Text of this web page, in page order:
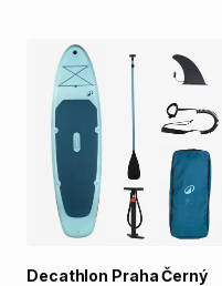
Decathlon Praha Černý